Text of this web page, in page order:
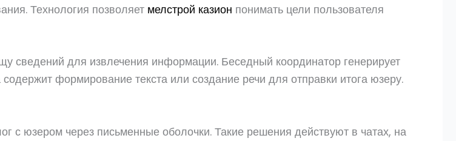
Технология позволяет мелстрой казион понимать цели пользователя
сведений для извлечения информации. Беседный координатор генерирует
формирование текста или создание речи для отправки итога юзеру.
с юзером через письменные оболочки. Такие решения действуют в чатах, на